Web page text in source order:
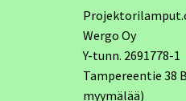
Wergo Oy
Y-tunn. 2691778-1
Tampereentie 38
myymälää)